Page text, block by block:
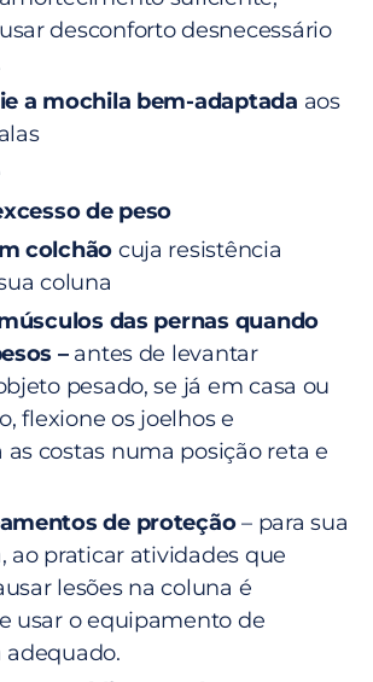
desconforto desnecessário
a mochila bem-adaptada aos
de peso
colchão cuja resistência
coluna
das pernas quando
–antes de levantar
pesado, se já em casa ou
flexione os joelhos e
costas numa posição reta e
de proteção– para sua
ao praticar atividades que
lesões na coluna é
usar o equipamento de
adequado.